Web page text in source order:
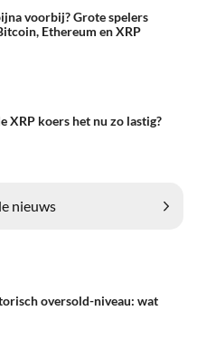
voorbij? Grote spelers
Ethereum en XRP
XRP koers het nu zo lastig?
nieuws
oversold-niveau: wat